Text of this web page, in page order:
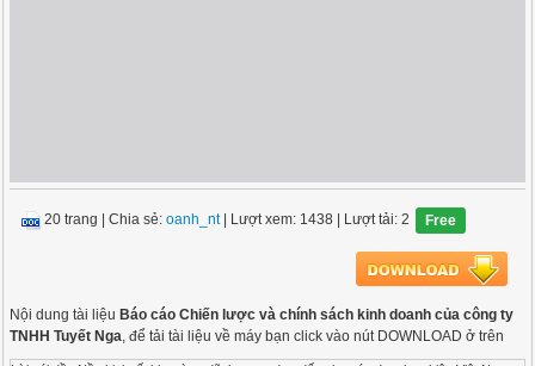
20 trang |Chia sẻ:oanh_nt| Lượt xem: 1438 | Lượt tải: 2 Free
Nội dung tài liệu Báo cáo Chiến lược và chính sách kinh doanh của công ty
TNHH Tuyết Nga, để tải tài liệu về máy bạn click vào nút DOWNLOAD ở trên